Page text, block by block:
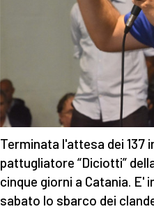
Terminata l'attesa dei 137
pattugliatore “Diciotti”
cinque giorni a Catania. E'
sabato lo sbarco dei